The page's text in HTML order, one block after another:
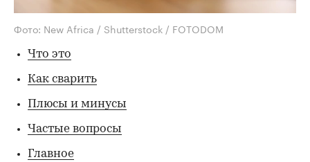
Фото: New Africa / Shutterstock / FOTODOM
Что это
Как сварить
Плюсы и минусы
Частые вопросы
Главное